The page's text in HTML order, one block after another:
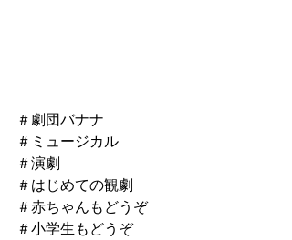
＃劇団バナナ
＃ミュージカル
＃演劇
＃はじめての観劇
＃赤ちゃんもどうぞ
＃小学生もどうぞ